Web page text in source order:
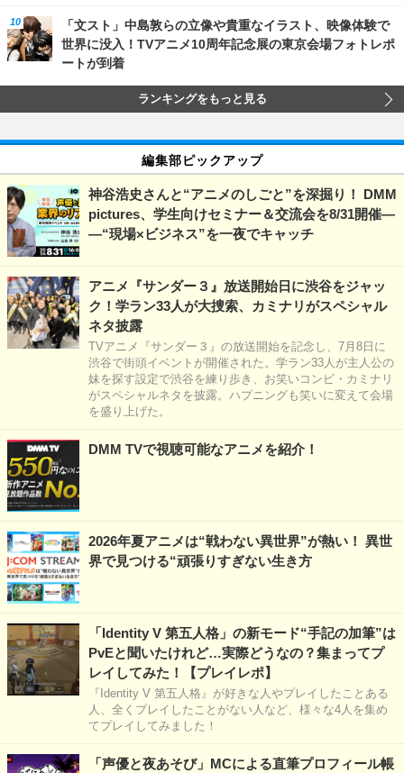
「文スト」中島敦らの立像や貴重なイラスト、映像体験で
世界に没入！TVアニメ10周年記念展の東京会場フォトレポ
ートが到着
ランキングをもっと見る
編集部ピックアップ
神谷浩史さんと“アニメのしごと”を深掘り！ DMM
pictures、学生向けセミナー＆交流会を8/31開催―
―“現場×ビジネス”を一夜でキャッチ
アニメ『サンダー３』放送開始日に渋谷をジャッ
ク！学ラン33人が大捜索、カミナリがスペシャル
ネタ披露
TVアニメ『サンダー３』の放送開始を記念し、7月8日に
渋谷で街頭イベントが開催された。学ラン33人が主人公の
妹を探す設定で渋谷を練り歩き、お笑いコンビ・カミナリ
がスペシャルネタを披露。ハプニングも笑いに変えて会場
を盛り上げた。
DMM TVで視聴可能なアニメを紹介！
2026年夏アニメは“戦わない異世界”が熱い！ 異世
界で見つける“頑張りすぎない生き方
「Identity V 第五人格」の新モード“手記の加筆”は
PvEと聞いたけれど…実際どうなの？集まってプ
レイしてみた！【プレイレポ】
『Identity V 第五人格』が好きな人やプレイしたことある
人、全くプレイしたことがない人など、様々な4人を集め
てプレイしてみました！
「声優と夜あそび」MCによる直筆プロフィール帳